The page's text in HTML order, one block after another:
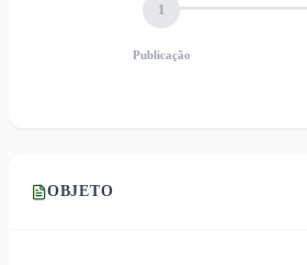
1
Publicação
OBJETO